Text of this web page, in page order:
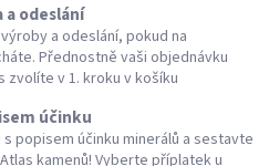
a odeslání
a odeslání, pokud na
Přednostně vaši objednávku
zvolíte v 1. kroku v košíku
účinku
popisem účinku minerálů a sestavte
kamenů! Vyberte příplatek u